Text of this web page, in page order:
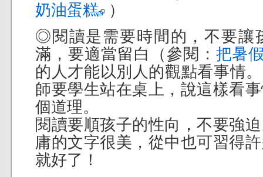
奶油蛋糕
）
◎閱讀是需要時間的，不要讓
滿，要適當留白（參閱： 把暑
的人才能以別人的觀點看事情
師要學生站在桌上，說這樣看
個道理。
閱讀要順孩子的性向，不要強
庸的文字很美，從中也可習得
就好了！